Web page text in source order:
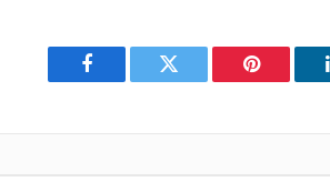
Facebook Twitter Pinterest